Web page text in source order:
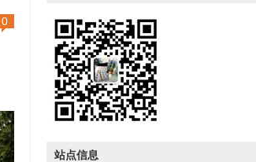
0
站点信息